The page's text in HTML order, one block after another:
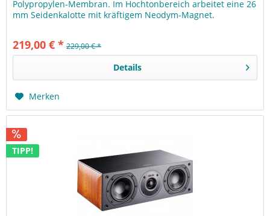
Polypropylen-Membran. Im Hochtonbereich arbeitet eine 26
mm Seidenkalotte mit kräftigem Neodym-Magnet.
219,00 € * 229,00 € *
Details
Merken
TIPP!